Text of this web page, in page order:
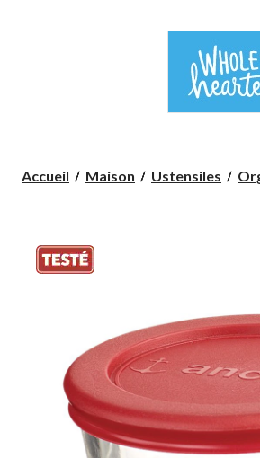
Accueil Maison Ustensiles